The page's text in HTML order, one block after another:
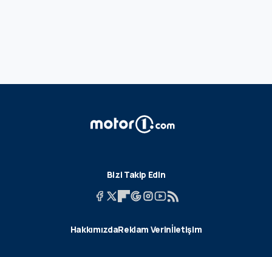
Bizi Takip Edin
HakkımızdaReklam Verinİletişim